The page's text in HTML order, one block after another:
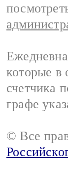
которые в
счетчика
графе
© Все